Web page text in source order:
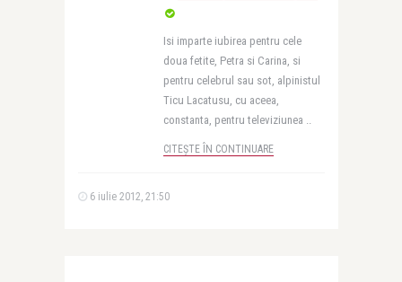
Isi imparte iubirea pentru cele
doua fetite, Petra si Carina, si
pentru celebrul sau sot, alpinistul
Ticu Lacatusu, cu aceea,
constanta, pentru televiziunea ..
CITEȘTE ÎN CONTINUARE
6 iulie 2012, 21:50